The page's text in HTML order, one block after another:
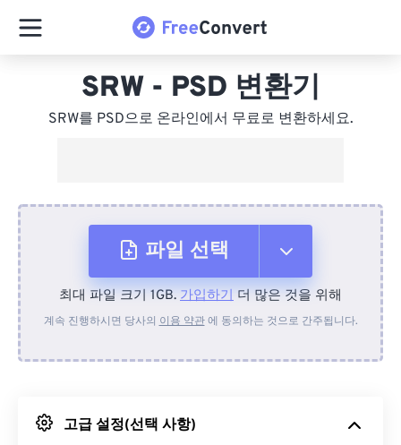
SRW - PSD 변환기
SRW를 PSD으로 온라인에서 무료로 변환하세요.
파일 선택
장치에서
Google 드라이브에서
최대 파일 크기 1GB. 가입하기 더 많은 것을 위해
계속 진행하시면 당사의 이용 약관에 동의하는 것으로 간주됩니다.
고급 설정(선택 사항)